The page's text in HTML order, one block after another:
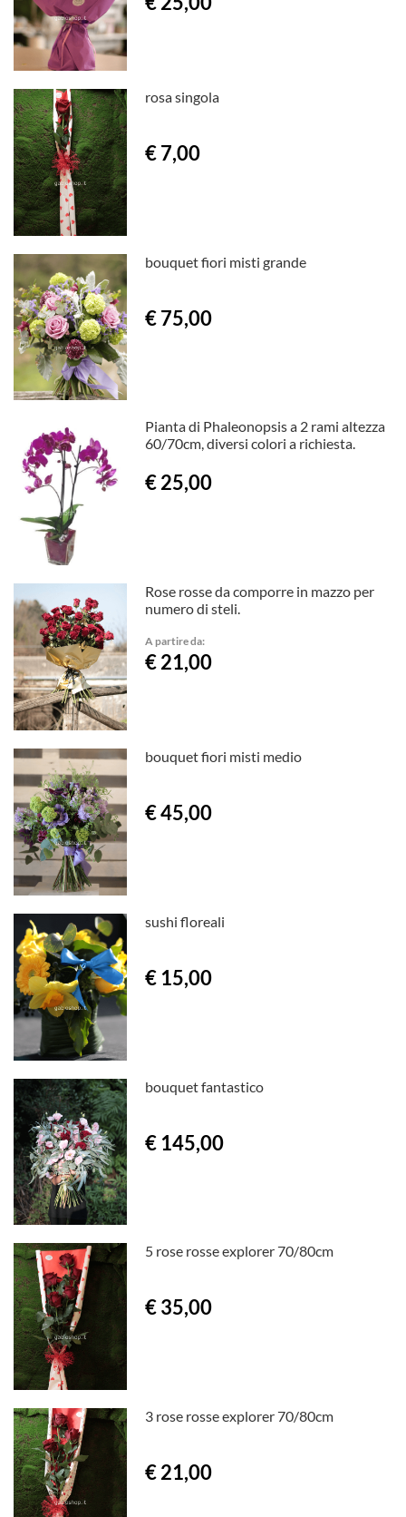
rosa singola
€ 7,00
bouquet fiori misti grande
€ 75,00
Pianta di Phaleonopsis a 2 rami altezza
60/70cm, diversi colori a richiesta.
€ 25,00
Rose rosse da comporre in mazzo per
numero di steli.
A partire da:
€ 21,00
bouquet fiori misti medio
€ 45,00
sushi floreali
€ 15,00
bouquet fantastico
€ 145,00
5 rose rosse explorer 70/80cm
€ 35,00
3 rose rosse explorer 70/80cm
€ 21,00